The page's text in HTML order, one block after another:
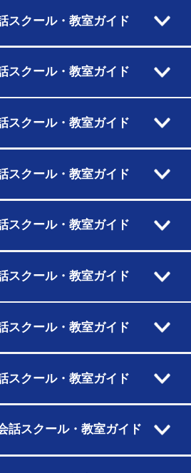
スクール・教室ガイド
スクール・教室ガイド
スクール・教室ガイド
スクール・教室ガイド
スクール・教室ガイド
スクール・教室ガイド
スクール・教室ガイド
スクール・教室ガイド
話スクール・教室ガイド